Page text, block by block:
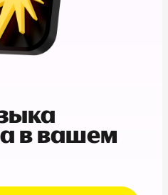
в вашем